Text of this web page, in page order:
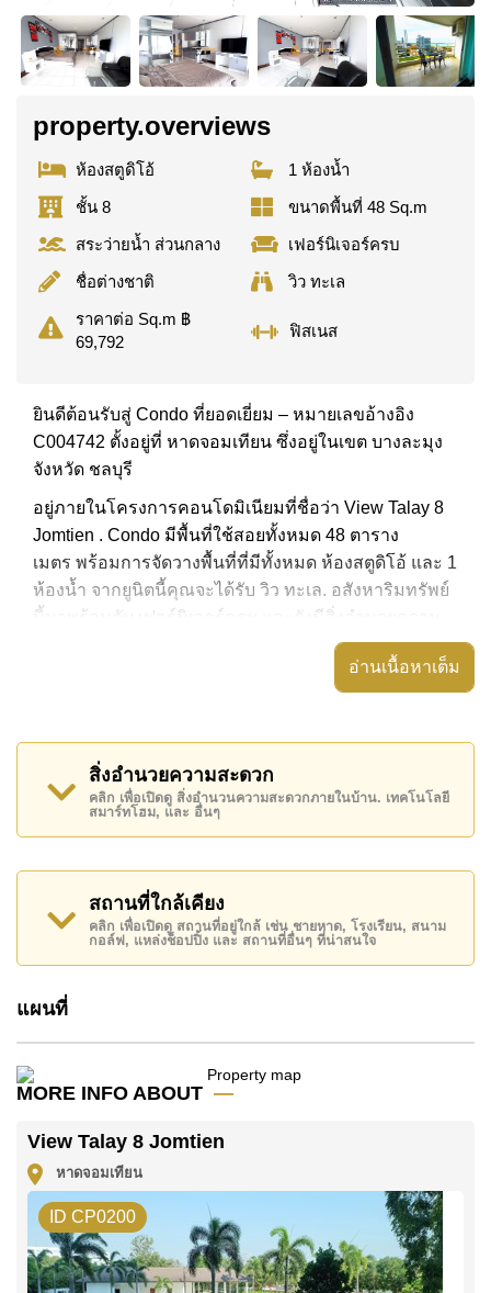
property.overviews
ห้องสตูดิโอ้
1 ห้องน้ำ
ชั้น 8
ขนาดพื้นที่ 48 Sq.m
สระว่ายน้ำ ส่วนกลาง
เฟอร์นิเจอร์ครบ
ชื่อต่างชาติ
วิว ทะเล
ราคาต่อ Sq.m ฿
69,792
ฟิสเนส
ยินดีต้อนรับสู่ Condo ที่ยอดเยี่ยม – หมายเลขอ้างอิง
C004742 ตั้งอยู่ที่ หาดจอมเทียน ซึ่งอยู่ในเขต บางละมุง
จังหวัด ชลบุรี
อยู่ภายในโครงการคอนโดมิเนียมที่ชื่อว่า View Talay 8
Jomtien . Condo มีพื้นที่ใช้สอยทั้งหมด 48 ตาราง
เมตร พร้อมการจัดวางพื้นที่ที่มีทั้งหมด ห้องสตูดิโอ้ และ 1
ห้องน้ำ จากยูนิตนี้คุณจะได้รับ วิว ทะเล. อสังหาริมทรัพย์
นี้มาพร้อมกับ เฟอร์นิเจอร์ครบ และยังมีสิ่งอำนวยความ
สะดวก ได้แก่ มีระเบียง, เครื่องปรับอากาศครบ,
อสังหาริมทรัพย์นี้สามารถใช้ สระว่ายน้ำ ส่วนกลาง ได้
ได้แก่ ฟิสเนส, รปภ.24ชม.
สถานที่สำคัญใกล้ View Talay 8 Jomtien ได้แก่: ติด
ชายหาด, แม็คโคร , หาดจอมเทียน, บันจี้จัมพ์ , ,
รพ.กรุงเทพจอมเทียน
บาท คิดเป็น ฿ 69,792 บาทต่อตารางเมตร และยังมีให้เช่า
ในราคา ฿ 19,000 บาท
โฆษณาเป็นราคาสำหรับสัญญาเช่า 1 ปี และต้องวางเงิน
โฉนดที่ดินของอสังหาริมทรัพย์นี้อยู่ภายใต้กรรมสิทธิ์ ชื่อ
ต่างชาติ โดยมี ค่าโอนคนละครึ่ง
ค้นพบโอกาสในการทำให้ที่อยู่อาศัยนี้เป็นบ้านในฝันของ
คุณ!
ติดต่อ Cornerstone Real Estate โทร +6638411250
หรือ อีเมลinfo@cornerstone.co.th
WhatsApp ของสำนักงาน:+66807945904และ LINE:
@cornerstonepattaya
อ่านเนื้อหาเต็ม
สิ่งอำนวยความสะดวก
คลิก เพื่อเปิดดู สิ่งอำนวนความสะดวกภายในบ้าน. เทคโนโลยี
สมาร์ทโฮม, และ อื่นๆ
สถานที่ใกล้เคียง
คลิก เพื่อเปิดดู สถานที่อยู่ใกล้ เช่น ชายหาด, โรงเรียน, สนาม
กอล์ฟ, แหล่งช็อปปิ้ง และ สถานที่อื่นๆ ที่น่าสนใจ
แผนที่
MORE INFO ABOUT
View Talay 8 Jomtien
หาดจอมเทียน
ID CP0200